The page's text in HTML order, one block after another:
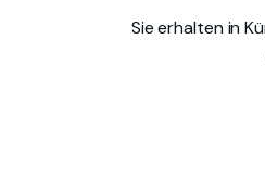
Sie erhalten in